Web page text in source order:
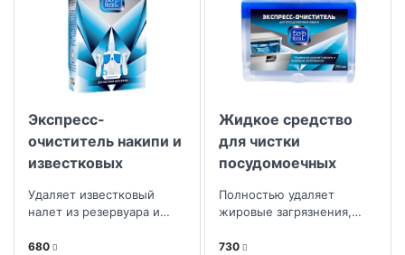
Экспресс-
очиститель накипи и
известковых
ирригатора Top
Удаляет известковый
налет из резервуара и
ирригатора.
680
Жидкое средство
для чистки
посудомоечных
250мл
Полностью удаляет
жировые загрязнения,
разбрызгивателей и
730